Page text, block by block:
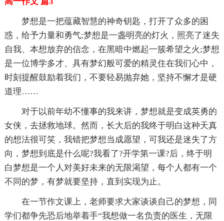
梦想是一把蕴藏智慧的神奇钥匙，打开了众多的困
惑，给予力量和勇气;梦想是一盏明亮的灯火，照亮了迷失
自我、本想放弃的信念，在黑暗中燃起一簇希望之火;梦想
是一位博学多才、具有梦幻般可爱的精灵住在我们心中，
时刻提醒鼓励着我们，不要轻易抛弃她，坚持不懈才是硬
道理……
对于以前年幼不懂事的我来讲，梦想就是变成英勇的
女侠，去拯救地球。然而，长大后的我终于明白这种天真
的想法很可笑，我错把梦想当成愿望，可我还是迷失了方
向，梦想到底是什么呢?我看了?开学第一课?后，终于明
白梦想是一个人对美好未来的无限渴望，每个人都有一个
不同的梦，有梦就要坚持，直到实现为止。
在一节作文课上，老师要求大家谈谈自己的梦想，同
学们都争先恐后地举着手“我想做一名负责的医生，无限